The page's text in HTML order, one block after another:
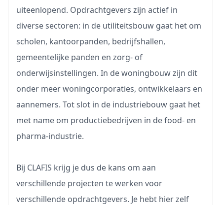
uiteenlopend. Opdrachtgevers zijn actief in
diverse sectoren: in de utiliteitsbouw gaat het om
scholen, kantoorpanden, bedrijfshallen,
gemeentelijke panden en zorg- of
onderwijsinstellingen. In de woningbouw zijn dit
onder meer woningcorporaties, ontwikkelaars en
aannemers. Tot slot in de industriebouw gaat het
met name om productiebedrijven in de food- en
pharma-industrie.
Bij CLAFIS krijg je dus de kans om aan
verschillende projecten te werken voor
verschillende opdrachtgevers. Je hebt hier zelf